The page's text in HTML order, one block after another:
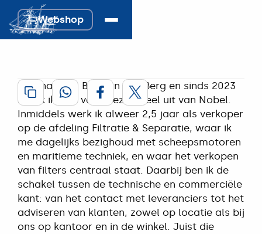
Webshop
commercieel
medewerker bij
Nobel.
5 januari 2025
Mijn naam is Ben van den Berg en sinds 2023
maak ik met veel plezier deel uit van Nobel.
Inmiddels werk ik alweer 2,5 jaar als verkoper
op de afdeling Filtratie & Separatie, waar ik
me dagelijks bezighoud met scheepsmotoren
en maritieme techniek, en waar het verkopen
van filters centraal staat. Daarbij ben ik de
schakel tussen de technische en commerciële
kant: van het contact met leveranciers tot het
adviseren van klanten, zowel op locatie als bij
ons op kantoor en in de winkel. Juist die